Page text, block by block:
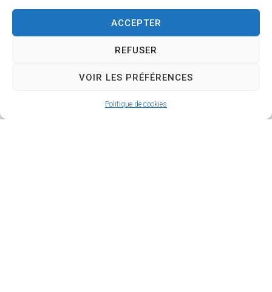
ACCEPTER
REFUSER
VOIR LES PRÉFÉRENCES
Politique de cookies